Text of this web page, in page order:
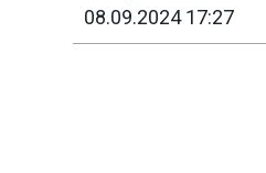
08.09.2024 17:27